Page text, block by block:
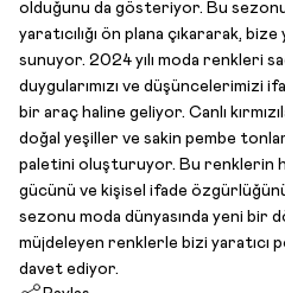
olduğunu da gösteriyor. Bu
yaratıcılığı ön plana çıkararak,
sunuyor. 2024 yılı moda renkleri
duygularımızı ve düşüncelerimizi
bir araç haline geliyor. Canlı
doğal yeşiller ve sakin pembe
paletini oluşturuyor. Bu renklerin
gücünü ve kişisel ifade
sezonu moda dünyasında yeni bir
müjdeleyen renklerle bizi yaratıcı
davet ediyor.